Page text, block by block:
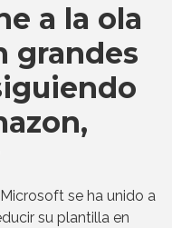
a la ola
grandes
Microsoft se ha unido a
su plantilla en